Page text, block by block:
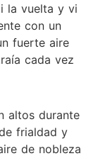
la vuelta y vi
con un
fuerte aire
cada vez
altos durante
frialdad y
de nobleza